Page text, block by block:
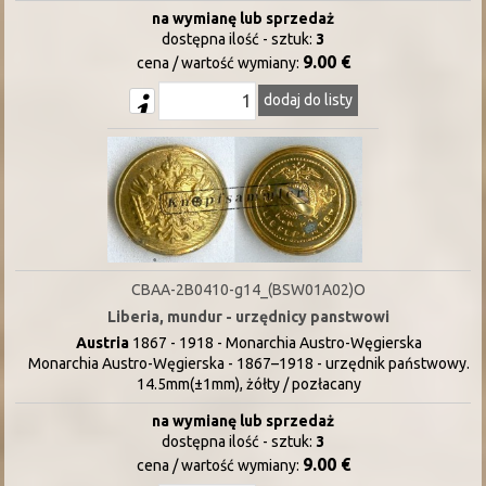
na wymianę lub sprzedaż
dostępna ilość - sztuk: 3
cena / wartość wymiany: 9.00 €
dodaj do listy
CBAA-2B0410-g14_(BSW01A02)O
Liberia, mundur - urzędnicy panstwowi
Austria1867 - 1918 - Monarchia Austro-Węgierska
Monarchia Austro-Węgierska - 1867–1918 - urzędnik państwowy.
14.5mm(±1mm), żółty / pozłacany
na wymianę lub sprzedaż
dostępna ilość - sztuk: 3
cena / wartość wymiany: 9.00 €